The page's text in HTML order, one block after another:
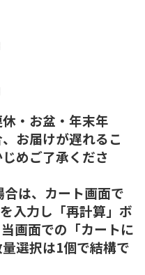
・お盆・年末年
お届けが遅れるこ
めご了承くださ
は、カート画面で
入力し「再計算」ボ
画面での「カートに
選択は1個で結構で